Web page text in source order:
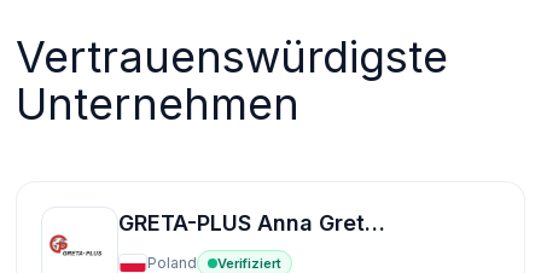
Vertrauenswürdigste
Unternehmen
GRETA-PLUS Anna Greta sp.k
Poland Verifiziert